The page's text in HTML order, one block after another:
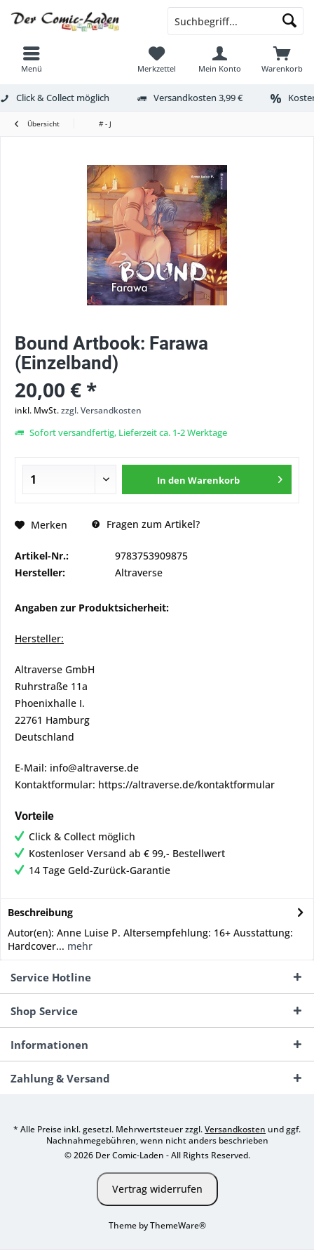
Menü Warenkorb
Merkzettel Mein Konto
Click & Collect möglich Versandkosten 3,99 €
Übersicht # - J
Bound Artbook: Farawa
(Einzelband)
20,00 € *
inkl. MwSt.zzgl. Versandkosten
Sofort versandfertig, Lieferzeit ca. 1-2 Werktage
In den Warenkorb
Merken Fragen zum Artikel?
Artikel-Nr.:
9783753909875
Hersteller:
Altraverse
Angaben zur Produktsicherheit:
Hersteller:
Altraverse GmbH
Ruhrstraße 11a
Phoenixhalle I.
22761 Hamburg
Deutschland
E-Mail: info@altraverse.de
Kontaktformular: https://altraverse.de/kontaktformular
Vorteile
Click & Collect möglich
Kostenloser Versand ab € 99,- Bestellwert
14 Tage Geld-Zurück-Garantie
Beschreibung
Autor(en): Anne Luise P. Altersempfehlung: 16+ Ausstattung:
Hardcover... mehr
Service Hotline
Shop Service
Informationen
Zahlung & Versand
* Alle Preise inkl. gesetzl. Mehrwertsteuer zzgl.Versandkosten und ggf.
Nachnahmegebühren, wenn nicht anders beschrieben
© 2026 Der Comic-Laden - All Rights Reserved.
Vertrag widerrufen
Theme byThemeWare®